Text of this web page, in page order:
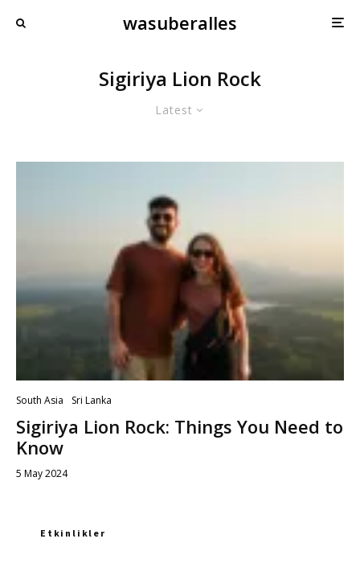
wasuberalles
Sigiriya Lion Rock
Latest
South Asia Sri Lanka
Sigiriya Lion Rock: Things You Need to
Know
5 May 2024
Etkinlikler